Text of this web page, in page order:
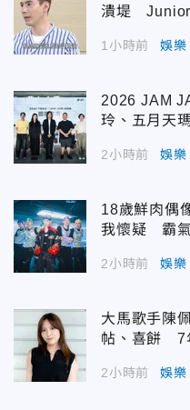
潰堤 Junior
1小時前 娛樂
2026 JAM
玲、五月天
2小時前 娛樂
18歲鮮肉偶
我懷疑 霸
2小時前 娛樂
大馬歌手陳
帖、喜餅 7
2小時前 娛樂